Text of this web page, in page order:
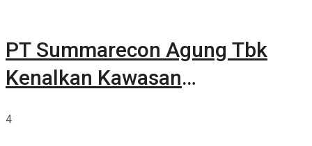
PT Summarecon Agung Tbk
Kenalkan Kawasan
4